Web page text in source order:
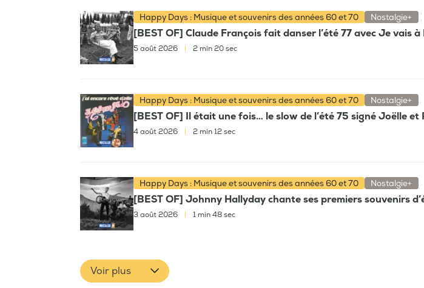
Happy Days : Musique et souvenirs des années 60 et 70 Nostalgie+
[BEST OF] Claude François fait danser l’été 77 avec Je vais à
5 août 2026 | 2 min 20 sec
Happy Days : Musique et souvenirs des années 60 et 70 Nostalgie+
[BEST OF] Il était une fois… le slow de l’été 75 signé Joëlle et
4 août 2026 | 2 min 12 sec
Happy Days : Musique et souvenirs des années 60 et 70 Nostalgie+
[BEST OF] Johnny Hallyday chante ses premiers souvenirs
3 août 2026 | 1 min 48 sec
Voir plus